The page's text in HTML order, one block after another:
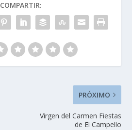
COMPARTIR:
PRÓXIMO
Virgen del Carmen Fiestas
de El Campello